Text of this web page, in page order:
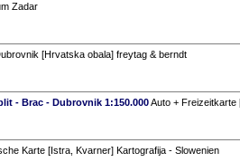
Zadar
[Hrvatska obala] freytag & berndt
- Brac - Dubrovnik 1:150.000Auto + Freizeitkarte
Karte [Istra, Kvarner] Kartografija - Slowenien